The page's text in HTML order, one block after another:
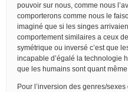
pouvoir sur nous, comme nous
comporterons comme nous le
imaginé que si les singes
comportement similaires a ceux
symétrique ou inversé c’est que
incapable d’égalé la technologie
que les humains sont quant
Pour l’inversion des genres/